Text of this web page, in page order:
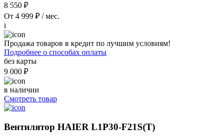
8 550 ₽
От 4 999 ₽ / мес.
i
Продажа товаров в кредит по лучшим условиям!
Подробнее о способах оплаты
без карты
9 000 ₽
в наличии
Смотреть товар
Вентилятор HAIER L1P30-F21S(T)